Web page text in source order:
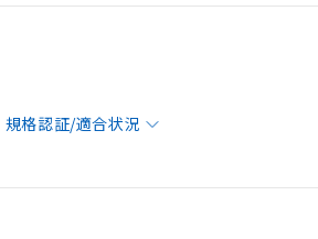
規格認証/適合状況